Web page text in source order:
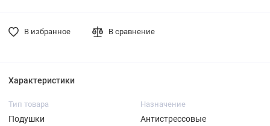
В избранное В сравнение
Характеристики
Тип товара
Подушки
Назначение
Антистрессовые